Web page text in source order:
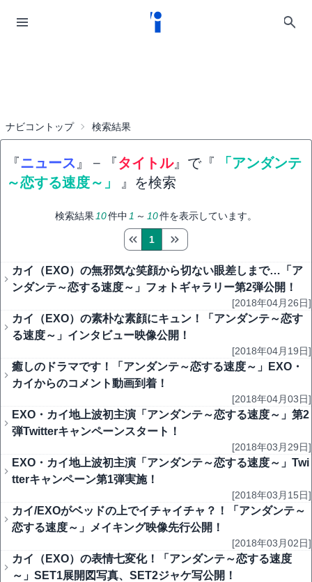
ナビコントップ 検索結果
『ニュース 』 − 『タイトル』で『
「アンダンテ
～恋する速度～」
』を検索
検索結果 10件中 1 ～ 10件を表示しています。
1
カイ（EXO）の無邪気な笑顔から切ない眼差しまで…「ア
ンダンテ～恋する速度～」フォトギャラリー第2弾公開！
[2018年04月26日]
カイ（EXO）の素朴な素顔にキュン！「アンダンテ～恋す
る速度～」インタビュー映像公開！
[2018年04月19日]
癒しのドラマです！「アンダンテ～恋する速度～」EXO・
カイからのコメント動画到着！
[2018年04月03日]
EXO・カイ地上波初主演「アンダンテ～恋する速度～」第2
弾Twitterキャンペーンスタート！
[2018年03月29日]
EXO・カイ地上波初主演「アンダンテ～恋する速度～」Twi
tterキャンペーン第1弾実施！
[2018年03月15日]
カイ/EXOがベッドの上でイチャイチャ？！「アンダンテ～
恋する速度～」メイキング映像先行公開！
[2018年03月02日]
カイ（EXO）の表情七変化！「アンダンテ～恋する速度
～」SET1展開図写真、SET2ジャケ写公開！